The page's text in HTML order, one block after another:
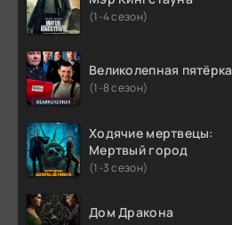
(1-4 сезон)
Великолепная пятёрка
(1-8 сезон)
Ходячие мертвецы:
Мертвый город
(1-3 сезон)
Дом Дракона